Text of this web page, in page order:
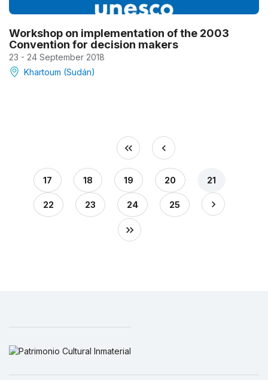
Workshop on implementation of the 2003
Convention for decision makers
23 - 24 September 2018
Khartoum (Sudán)
17 18 19 20 21
22 23 24 25